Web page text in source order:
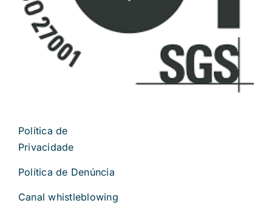
Política de
Privacidade
Política de Denúncia
Canal whistleblowing